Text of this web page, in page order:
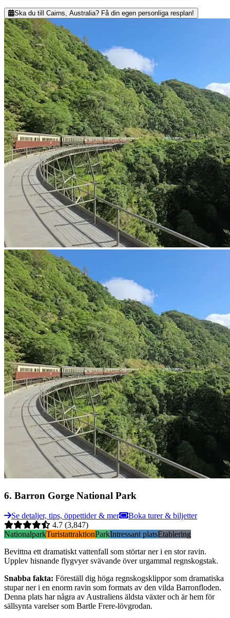
Ska du till Cairns, Australia? Få din egen personliga resplan!
6. Barron Gorge National Park
Se detaljer, tips, öppettider & mer
Boka turer & biljetter
4.7 (3,847)
NationalparkTuristattraktionParkIntressant platsEtablering
Bevittna ett dramatiskt vattenfall som störtar ner i en stor ravin.
Upplev hisnande flygvyer svävande över urgammal regnskogstak.
Snabba fakta: Föreställ dig höga regnskogsklippor som dramatiska
stupar ner i en enorm ravin som formats av den vilda Barronfloden.
Denna plats har några av Australiens äldsta växter och är hem för
sällsynta varelser som Bartle Frere-lövgrodan.